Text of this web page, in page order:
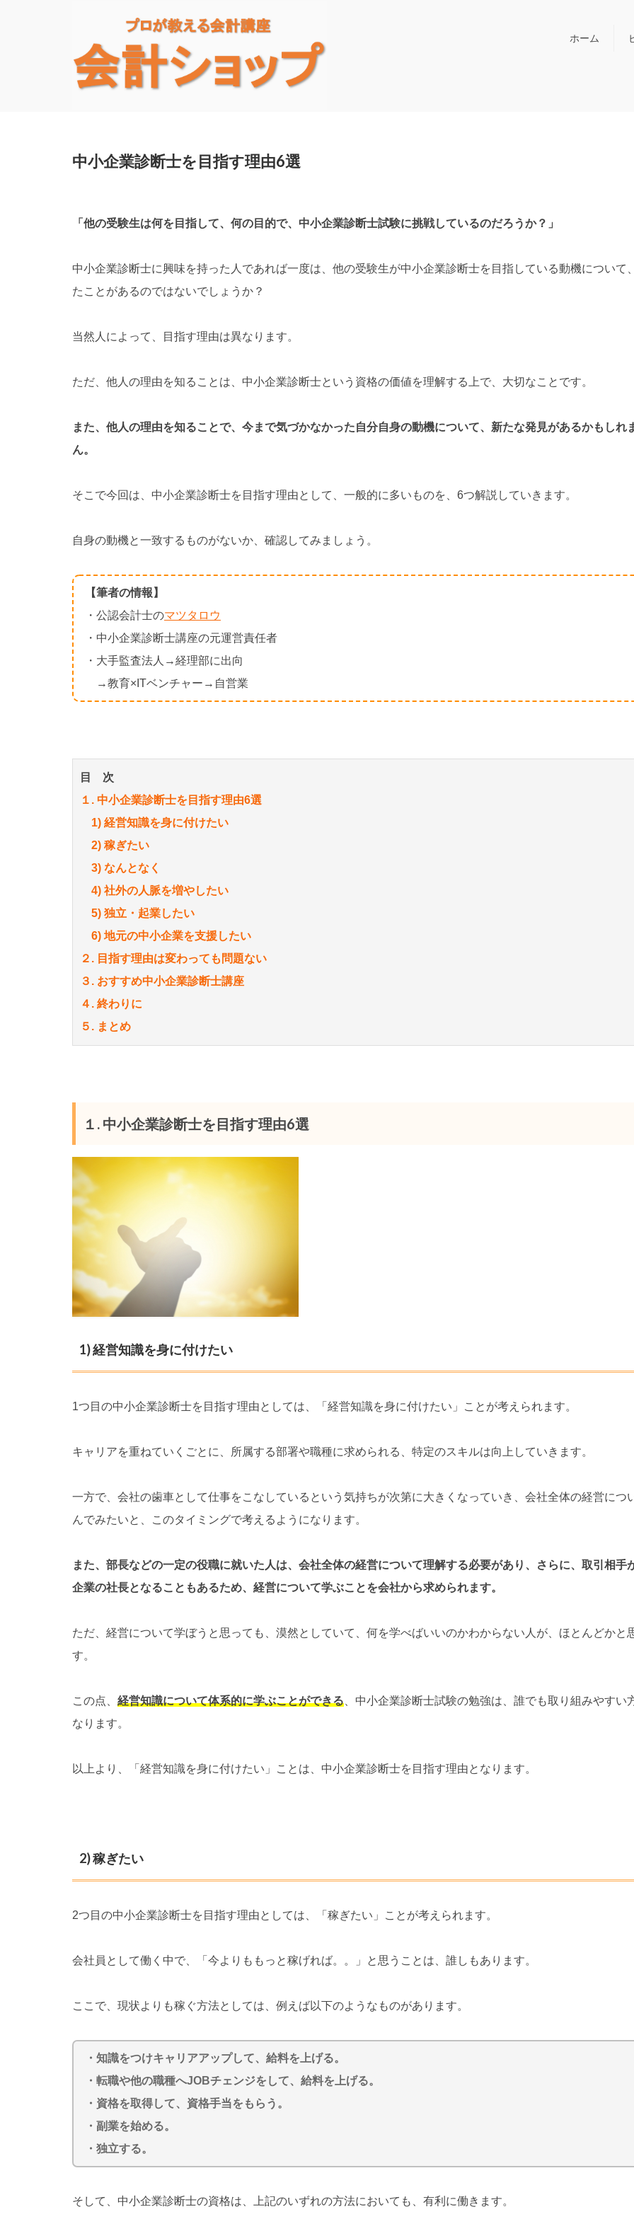
ホーム
中小企業診断士を目指す理由6選
「他の受験生は何を目指して、何の目的で、中小企業診断士試験に挑戦しているのだろうか？」
中小企業診断士に興味を持った人であれば一度は、他の受験生が中小企業診断士を目指している動機について
たことがあるのではないでしょうか？
当然人によって、目指す理由は異なります。
ただ、他人の理由を知ることは、中小企業診断士という資格の価値を理解する上で、大切なことです。
また、他人の理由を知ることで、今まで気づかなかった自分自身の動機について、新たな発見があるかもしれ
ん。
そこで今回は、中小企業診断士を目指す理由として、一般的に多いものを、6つ解説していきます。
自身の動機と一致するものがないか、確認してみましょう。
【筆者の情報】
・公認会計士のマツタロウ
・中小企業診断士講座の元運営責任者
・大手監査法人→経理部に出向
→教育×ITベンチャー→自営業
目 次
１. 中小企業診断士を目指す理由6選
1) 経営知識を身に付けたい
2) 稼ぎたい
3) なんとなく
4) 社外の人脈を増やしたい
5) 独立・起業したい
6) 地元の中小企業を支援したい
２. 目指す理由は変わっても問題ない
３. おすすめ中小企業診断士講座
４. 終わりに
５. まとめ
１. 中小企業診断士を目指す理由6選
1) 経営知識を身に付けたい
1つ目の中小企業診断士を目指す理由としては、「経営知識を身に付けたい」ことが考えられます。
キャリアを重ねていくごとに、所属する部署や職種に求められる、特定のスキルは向上していきます。
一方で、会社の歯車として仕事をこなしているという気持ちが次第に大きくなっていき、会社全体の経営につ
んでみたいと、このタイミングで考えるようになります。
また、部長などの一定の役職に就いた人は、会社全体の経営について理解する必要があり、さらに、取引相手
企業の社長となることもあるため、経営について学ぶことを会社から求められます。
ただ、経営について学ぼうと思っても、漠然としていて、何を学べばいいのかわからない人が、ほとんどかと
す。
この点、 経営知識について体系的に学ぶことができる 、中小企業診断士試験の勉強は、誰でも取り組みやすい
なります。
以上より、「経営知識を身に付けたい」ことは、中小企業診断士を目指す理由となります。
2) 稼ぎたい
2つ目の中小企業診断士を目指す理由としては、「稼ぎたい」ことが考えられます。
会社員として働く中で、「今よりももっと稼げれば。。」と思うことは、誰しもあります。
ここで、現状よりも稼ぐ方法としては、例えば以下のようなものがあります。
・知識をつけキャリアアップして、給料を上げる。
・転職や他の職種へJOBチェンジをして、給料を上げる。
・資格を取得して、資格手当をもらう。
・副業を始める。
・独立する。
そして、中小企業診断士の資格は、上記のいずれの方法においても、有利に働きます。